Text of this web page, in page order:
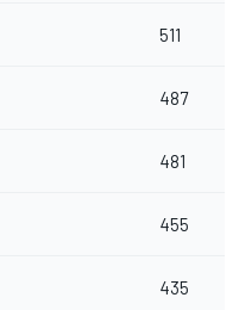
511
487
481
455
435